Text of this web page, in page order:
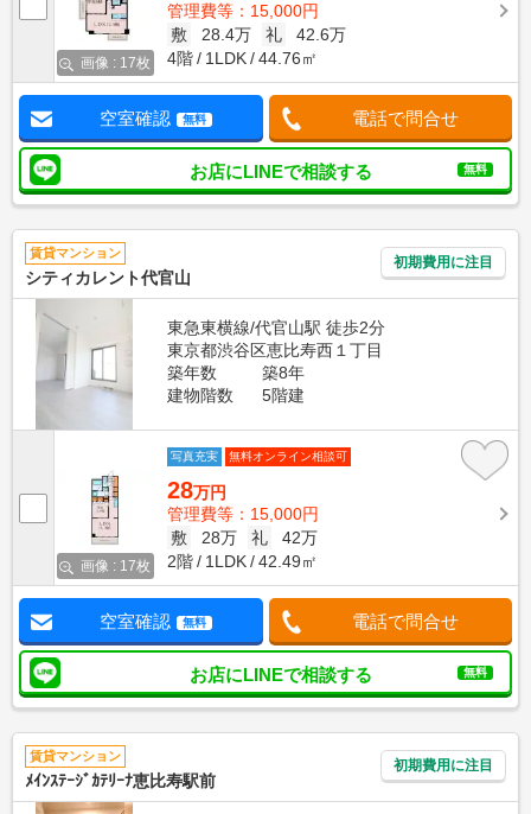
画像 : 17枚
管理費等：15,000円
敷
28.4万 礼
42.6万
4階
1LDK 44.76㎡
空室確認 無料 電話で問合せ
お店にLINEで相談する 無料
賃貸マンション
シティカレント代官山
初期費用に注目
東急東横線/代官山駅 徒歩2分
東京都渋谷区恵比寿西１丁目
築年数
築8年
建物階数
5階建
画像 : 17枚
写真充実 無料オンライン相談可
28万円
管理費等：15,000円
敷
28万 礼
42万
2階
1LDK 42.49㎡
空室確認 無料 電話で問合せ
お店にLINEで相談する 無料
賃貸マンション
ﾒｲﾝｽﾃｰｼﾞｶﾃﾘｰﾅ恵比寿駅前
初期費用に注目